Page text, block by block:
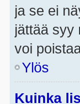
ja se ei
jättää syy
voi
Ylös
Kuinka